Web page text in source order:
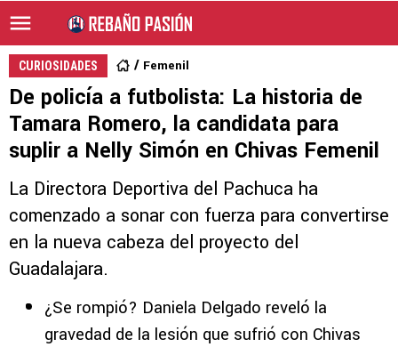
CURIOSIDADES Femenil
De policía a futbolista: La historia de
Tamara Romero, la candidata para
suplir a Nelly Simón en Chivas Femenil
La Directora Deportiva del Pachuca ha
comenzado a sonar con fuerza para convertirse
en la nueva cabeza del proyecto del
Guadalajara.
¿Se rompió? Daniela Delgado reveló la
gravedad de la lesión que sufrió con Chivas